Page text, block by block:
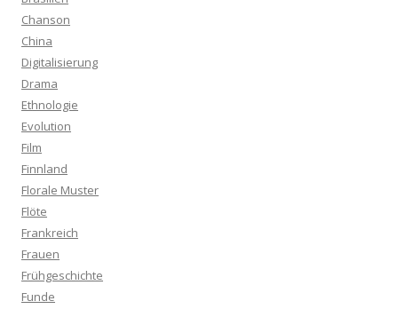
Chanson
China
Digitalisierung
Drama
Ethnologie
Evolution
Film
Finnland
Florale Muster
Flöte
Frankreich
Frauen
Frühgeschichte
Funde